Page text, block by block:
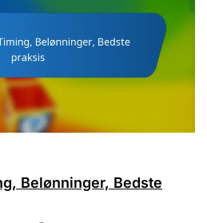
Belønninger, Bedste